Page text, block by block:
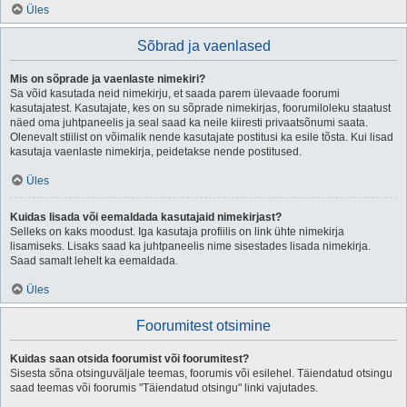
Üles
Sõbrad ja vaenlased
Mis on sõprade ja vaenlaste nimekiri?
Sa võid kasutada neid nimekirju, et saada parem ülevaade foorumi
kasutajatest. Kasutajate, kes on su sõprade nimekirjas, foorumiloleku staatust
näed oma juhtpaneelis ja seal saad ka neile kiiresti privaatsõnumi saata.
Olenevalt stiilist on võimalik nende kasutajate postitusi ka esile tõsta. Kui lisad
kasutaja vaenlaste nimekirja, peidetakse nende postitused.
Üles
Kuidas lisada või eemaldada kasutajaid nimekirjast?
Selleks on kaks moodust. Iga kasutaja profiilis on link ühte nimekirja
lisamiseks. Lisaks saad ka juhtpaneelis nime sisestades lisada nimekirja.
Saad samalt lehelt ka eemaldada.
Üles
Foorumitest otsimine
Kuidas saan otsida foorumist või foorumitest?
Sisesta sõna otsinguväljale teemas, foorumis või esilehel. Täiendatud otsingu
saad teemas või foorumis "Täiendatud otsingu" linki vajutades.